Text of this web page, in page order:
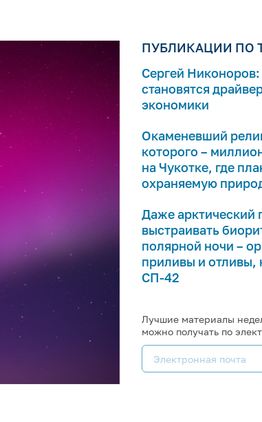
ПУБЛИКАЦИИ ПО
Сергей Никоноров:
становятся
экономики
Окаменевший
которого –
на Чукотке, где
охраняемую
Даже арктический
выстраивать
полярной ночи –
приливы и отливы,
СП-42
Лучшие материалы
можно получать по